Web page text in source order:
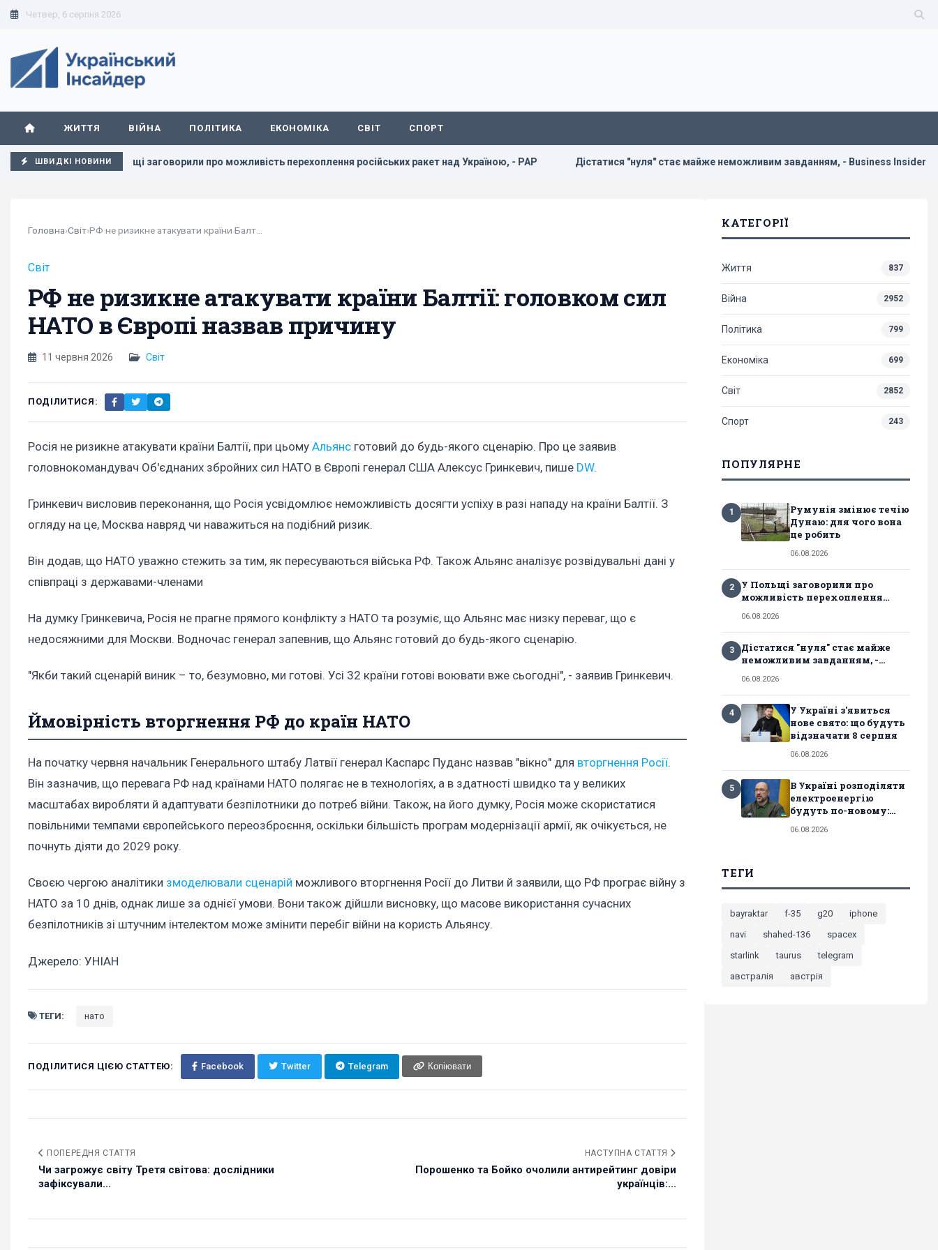
Четвер, 6 серпня 2026
ЖИТТЯ ВІЙНА ПОЛІТИКА ЕКОНОМІКА СВІТ СПОРТ
ШВИДКІ НОВИНИ
У Польщі заговорили про можливість перехоплення російських ракет над Україною, - PAP Дістатися "нуля" стає майже неможливим завданням, - Business Insider У
Головна›Світ›
Світ
​​РФ не ризикне атакувати країни Балтії: головком сил
НАТО в Європі назвав причину
11 червня 2026 Світ
ПОДІЛИТИСЯ:
Росія не ризикне атакувати країни Балтії, при цьому Альянс готовий до будь-якого сценарію. Про це заявив
головнокомандувач Об'єднаних збройних сил НАТО в Європі генерал США Алексус Гринкевич, пише DW.
Гринкевич висловив переконання, що Росія усвідомлює неможливість досягти успіху в разі нападу на країни Балтії. З
огляду на це, Москва навряд чи наважиться на подібний ризик.
Він додав, що НАТО уважно стежить за тим, як пересуваються війська РФ. Також Альянс аналізує розвідувальні дані у
співпраці з державами-членами
На думку Гринкевича, Росія не прагне прямого конфлікту з НАТО та розуміє, що Альянс має низку переваг, що є
недосяжними для Москви. Водночас генерал запевнив, що Альянс готовий до будь-якого сценарію.
"Якби такий сценарій виник – то, безумовно, ми готові. Усі 32 країни готові воювати вже сьогодні", - заявив Гринкевич.
Ймовірність вторгнення РФ до країн НАТО
На початку червня начальник Генерального штабу Латвії генерал Каспарс Пуданс назвав "вікно" для вторгнення Росії.
Він зазначив, що перевага РФ над країнами НАТО полягає не в технологіях, а в здатності швидко та у великих
масштабах виробляти й адаптувати безпілотники до потреб війни. Також, на його думку, Росія може скористатися
повільними темпами європейського переозброєння, оскільки більшість програм модернізації армії, як очікується, не
почнуть діяти до 2029 року.
Своєю чергою аналітики змоделювали сценарій можливого вторгнення Росії до Литви й заявили, що РФ програє війну з
НАТО за 10 днів, однак лише за однієї умови. Вони також дійшли висновку, що масове використання сучасних
безпілотників зі штучним інтелектом може змінити перебіг війни на користь Альянсу.
Джерело: УНІАН
ТЕГИ: нато
ПОДІЛИТИСЯ ЦІЄЮ СТАТТЕЮ: Facebook Twitter Telegram Копіювати
ПОПЕРЕДНЯ СТАТТЯ
Чи загрожує світу Третя світова: дослідники
зафіксували...
НАСТУПНА СТАТТЯ
Порошенко та Бойко очолили антирейтинг довіри
українців:...
КАТЕГОРІЇ
Життя 837
Війна 2952
Політика 799
Економіка 699
Світ 2852
Спорт 243
ПОПУЛЯРНЕ
1
Румунія змінює течію
Дунаю: для чого вона
це робить
06.08.2026
2
У Польщі заговорили про
можливість перехоплення...
06.08.2026
3
Дістатися "нуля" стає майже
неможливим завданням, -...
06.08.2026
4
У Україні з'явиться
нове свято: що будуть
відзначати 8 серпня
06.08.2026
5
В Україні розподіляти
електроенергію
будуть по-новому:...
06.08.2026
ТЕГИ
bayraktar f-35 g20
iphone
navi
shahed-136
spacex
starlink
taurus
telegram
австралія
австрія